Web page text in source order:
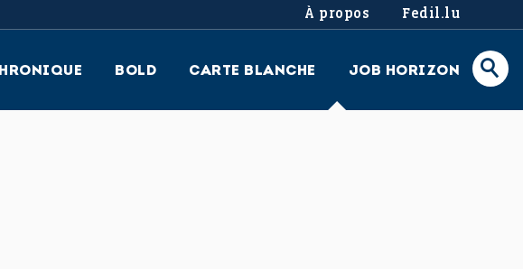
À propos Fedil.lu
BOLD CARTE BLANCHE JOB HORIZON